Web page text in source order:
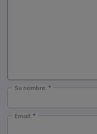
Su nombre:
Email: